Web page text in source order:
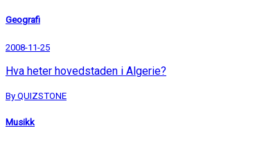
Geografi
2008-11-25
Hva heter hovedstaden i Algerie?
By QUIZSTONE
Musikk